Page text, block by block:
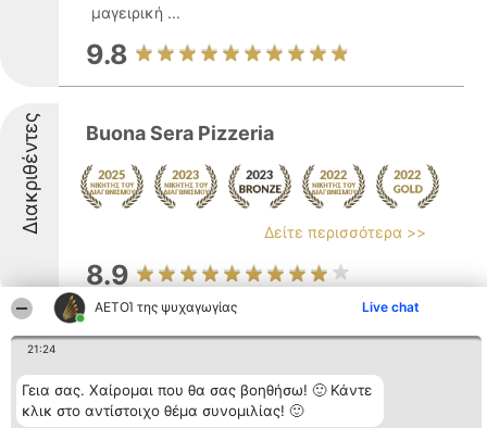
ΑΕΤΟΊ της ψυχαγωγίας Live chat
21:24
Γεια σας. Χαίρομαι που θα σας βοηθήσω! 🙂 Κάντε
κλικ στο αντίστοιχο θέμα συνομιλίας! 🙂
μαγειρική ...
9.8
Διακριθέντες Buona Sera Pizzeria
Δείτε περισσότερα >>
8.9
Διακριθέντες